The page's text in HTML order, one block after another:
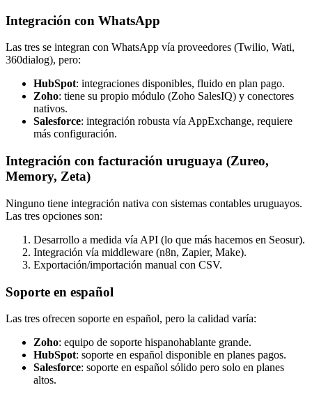
Integración con WhatsApp
Las tres se integran con WhatsApp vía proveedores (Twilio, Wati,
360dialog), pero:
HubSpot: integraciones disponibles, fluido en plan pago.
Zoho: tiene su propio módulo (Zoho SalesIQ) y conectores
nativos.
Salesforce: integración robusta vía AppExchange, requiere
más configuración.
Integración con facturación uruguaya (Zureo,
Memory, Zeta)
Ninguno tiene integración nativa con sistemas contables uruguayos.
Las tres opciones son:
Desarrollo a medida vía API (lo que más hacemos en Seosur).
Integración vía middleware (n8n, Zapier, Make).
Exportación/importación manual con CSV.
Soporte en español
Las tres ofrecen soporte en español, pero la calidad varía:
Zoho: equipo de soporte hispanohablante grande.
HubSpot: soporte en español disponible en planes pagos.
Salesforce: soporte en español sólido pero solo en planes
altos.